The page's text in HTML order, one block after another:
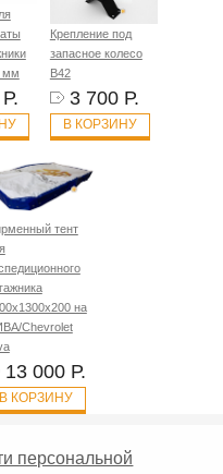
мм
Крепление под
запасное колесо
B42
3 700 Р.
В КОРЗИНУ
тент
на
Chevrolet
13 000 Р.
В КОРЗИНУ
персональной